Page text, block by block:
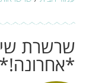
שרשרת
*אחרונה!*